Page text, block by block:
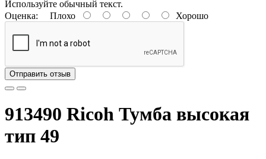
Используйте обычный текст.
Оценка: Плохо Хорошо
Отправить отзыв
913490 Ricoh Тумба высокая
тип 49